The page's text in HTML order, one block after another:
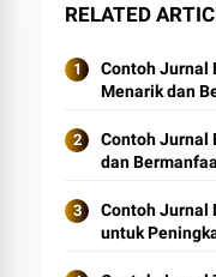
RELATED
Contoh Jurnal
Menarik dan
Contoh Jurnal
dan
Contoh Jurnal
untuk